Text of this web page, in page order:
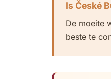
Is České
De moeite
beste te